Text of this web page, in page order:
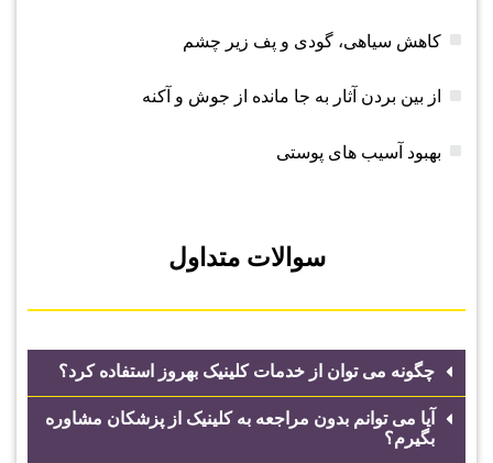
کاهش سیاهی، گودی و پف زیر چشم
از بین بردن آثار به جا مانده از جوش و آکنه
بهبود آسیب های پوستی
سوالات متداول
چگونه می توان از خدمات کلینیک بهروز استفاده کرد؟
آیا می توانم بدون مراجعه به کلینیک از پزشکان مشاوره
بگیرم؟